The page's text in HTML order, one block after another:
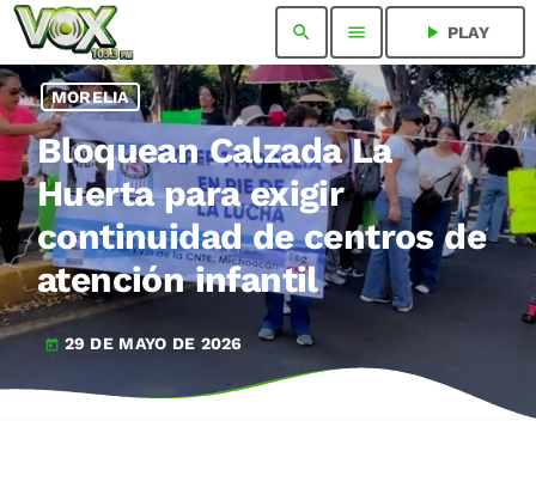
search menu play_arrow PLAY
MORELIA
Bloquean Calzada La
Huerta para exigir
continuidad de centros de
atención infantil
today 29 DE MAYO DE 2026